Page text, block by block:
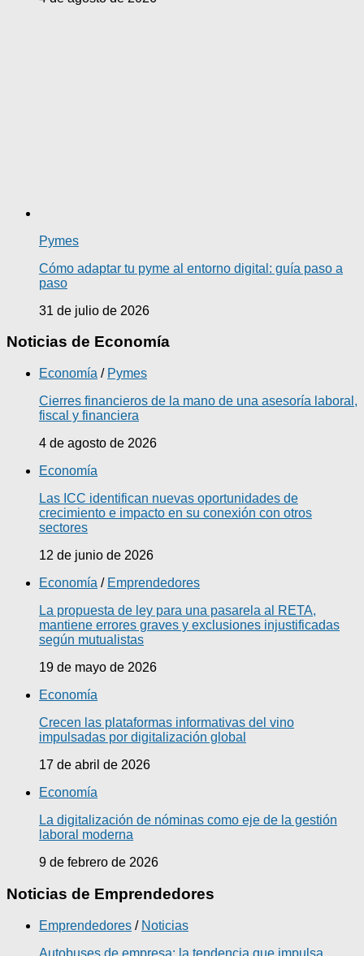
Pymes
Cómo adaptar tu pyme al entorno digital: guía paso a
paso
31 de julio de 2026
Noticias de Economía
Economía / Pymes
Cierres financieros de la mano de una asesoría laboral,
fiscal y financiera
4 de agosto de 2026
Economía
Las ICC identifican nuevas oportunidades de
crecimiento e impacto en su conexión con otros
sectores
12 de junio de 2026
Economía / Emprendedores
La propuesta de ley para una pasarela al RETA,
mantiene errores graves y exclusiones injustificadas
según mutualistas
19 de mayo de 2026
Economía
Crecen las plataformas informativas del vino
impulsadas por digitalización global
17 de abril de 2026
Economía
La digitalización de nóminas como eje de la gestión
laboral moderna
9 de febrero de 2026
Noticias de Emprendedores
Emprendedores / Noticias
Autobuses de empresa: la tendencia que impulsa